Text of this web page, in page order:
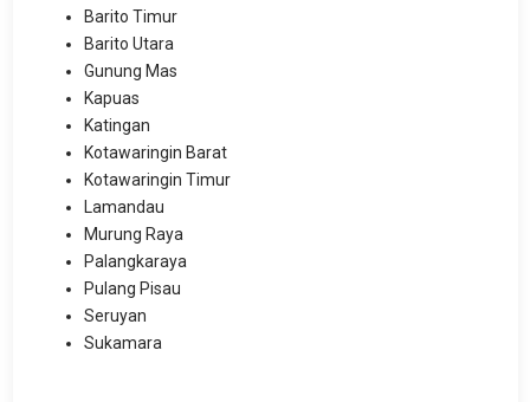
Barito Timur
Barito Utara
Gunung Mas
Kapuas
Katingan
Kotawaringin Barat
Kotawaringin Timur
Lamandau
Murung Raya
Palangkaraya
Pulang Pisau
Seruyan
Sukamara